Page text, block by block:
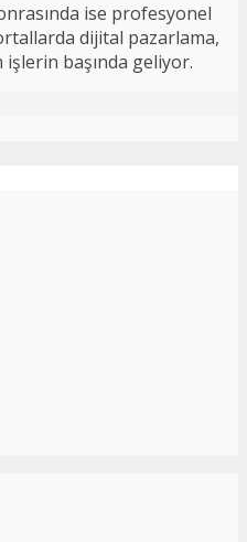
ise profesyonel
dijital pazarlama,
başında geliyor.